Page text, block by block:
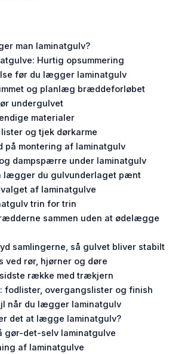
man laminatgulv?
Hurtig opsummering
før du lægger laminatgulv
og planlæg bræddeforløbet
undergulvet
materialer
lister og tjek dørkarme
på montering af laminatgulv
dampspærre under laminatgulv
lægger du gulvunderlaget pænt
af laminatgulve
trin for trin
sammen uden at ødelægge
samlingerne, så gulvet bliver stabilt
ved rør, hjørner og døre
række med trækjern
fodlister, overgangslister og finish
når du lægger laminatgulv
det at lægge laminatgulv?
gør-det-selv laminatgulve
af laminatgulve